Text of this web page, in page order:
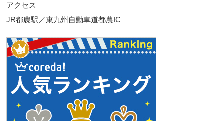
アクセス
JR都農駅／東九州自動車道都農IC